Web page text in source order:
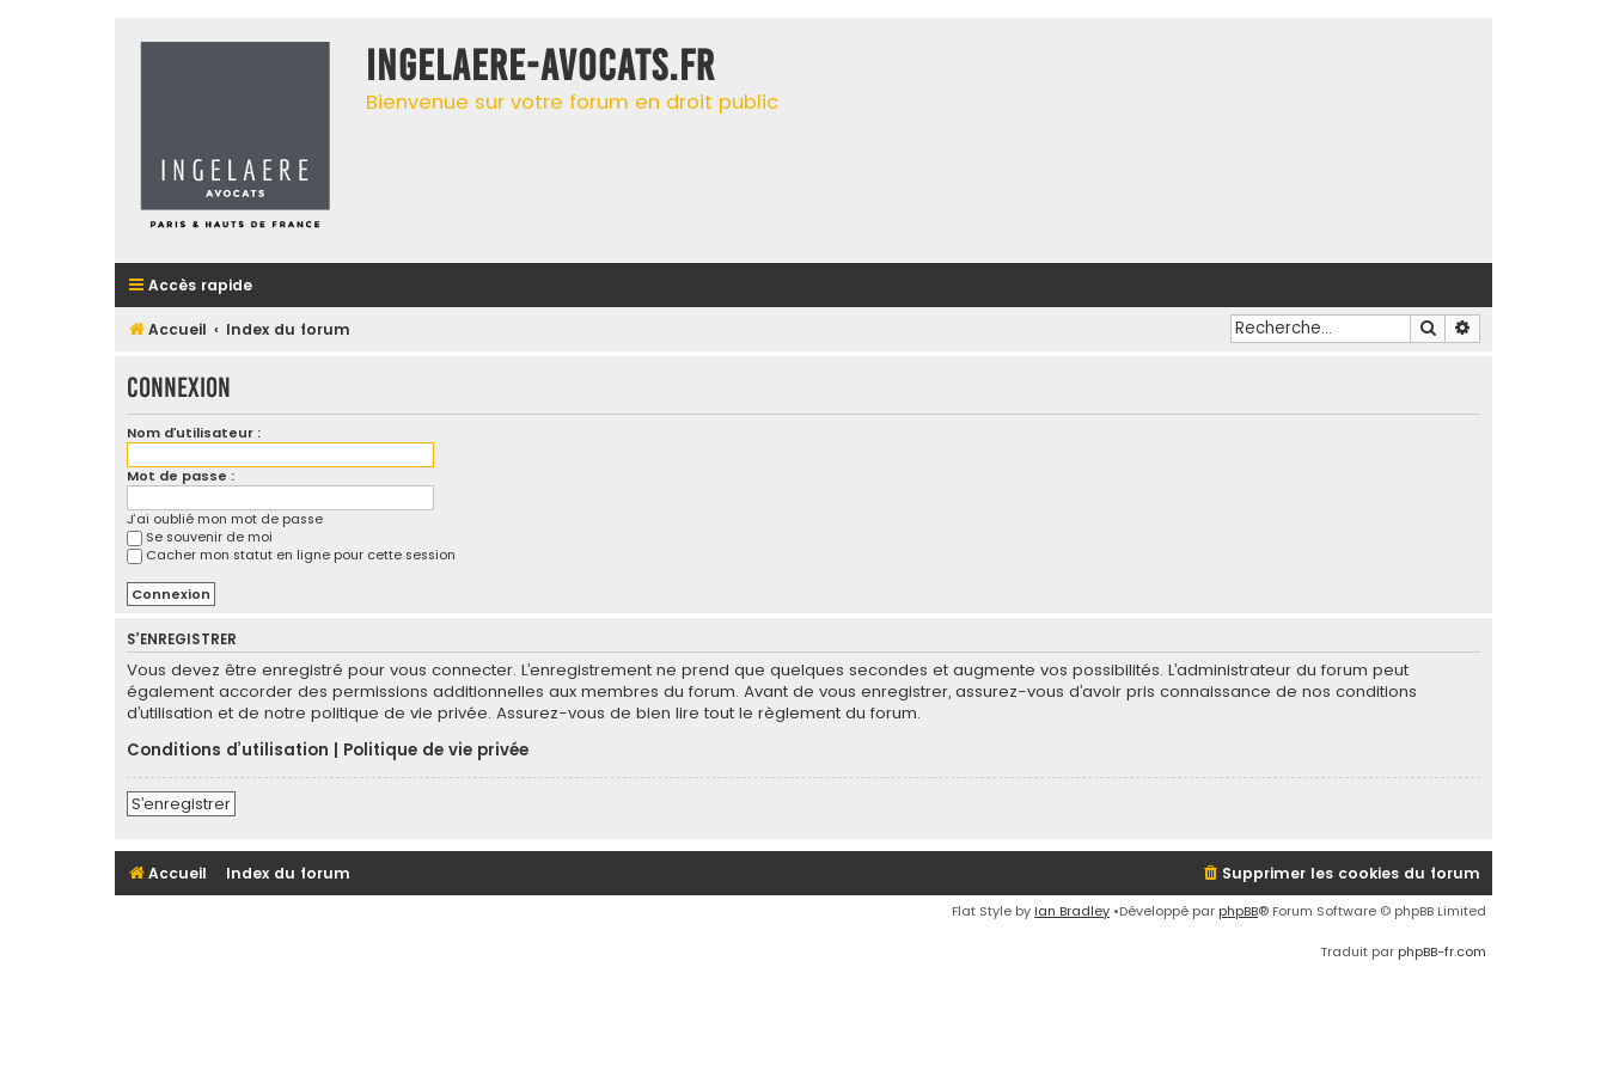
INGELAERE-AVOCATS.FR
Bienvenue sur votre forum en droit public
Accès rapide
Accueil Index du forum Rechercher
Connexion
Nom d’utilisateur :
Mot de passe :
J’ai oublié mon mot de passe
Se souvenir de moi
Cacher mon statut en ligne pour cette session
S’ENREGISTRER
Vous devez être enregistré pour vous connecter. L’enregistrement ne prend que quelques secondes et augmente vos possibilités. L’administrateur du forum peut
également accorder des permissions additionnelles aux membres du forum. Avant de vous enregistrer, assurez-vous d’avoir pris connaissance de nos conditions
d’utilisation et de notre politique de vie privée. Assurez-vous de bien lire tout le règlement du forum.
Conditions d’utilisation | Politique de vie privée
S’enregistrer
Accueil Index du forum Supprimer les cookies du forum
Flat Style by Ian Bradley •Développé par phpBB® Forum Software © phpBB Limited
Traduit par phpBB-fr.com